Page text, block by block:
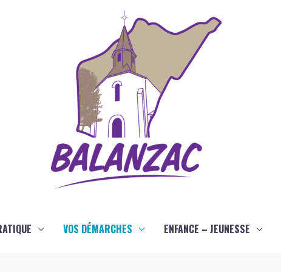
VOS DÉMARCHES ENFANCE – JEUNESSE